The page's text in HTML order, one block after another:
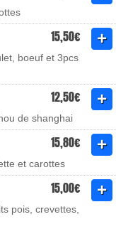
15,50€
boeuf et 3pcs
12,50€
de shanghai
15,80€
et carottes
15,00€
pois, crevettes,